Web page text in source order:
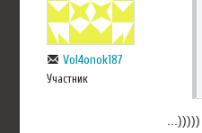
Vol4onok187
Участник
...)))))